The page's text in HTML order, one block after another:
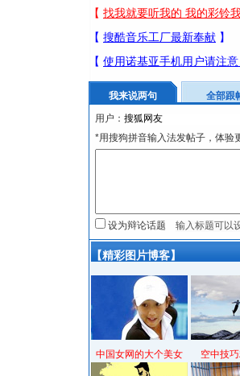
我来说两句 全部跟
用户：
*用搜狗拼音输入法发帖子，体验
设为辩论话题
【精彩图片博客】
中国女网的大个美女 空中技